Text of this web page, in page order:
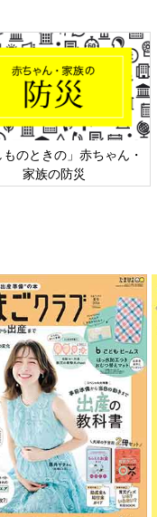
ん・
日本外来小児科